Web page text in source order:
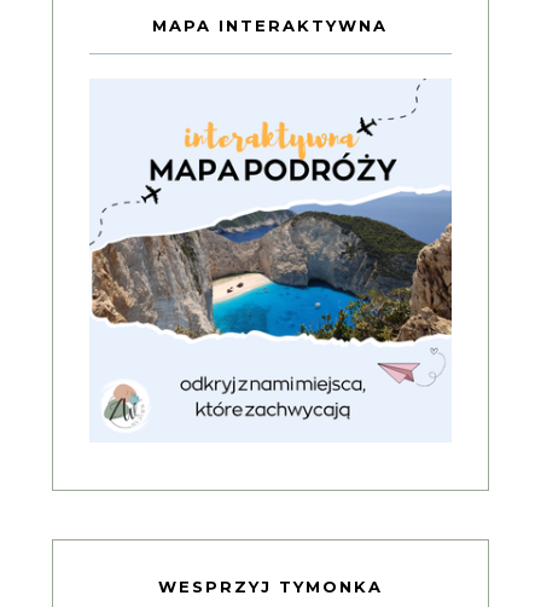
MAPA INTERAKTYWNA
WESPRZYJ TYMONKA